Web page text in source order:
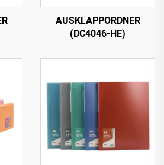
AUSKLAPPORDNER
(DC4046-HE)